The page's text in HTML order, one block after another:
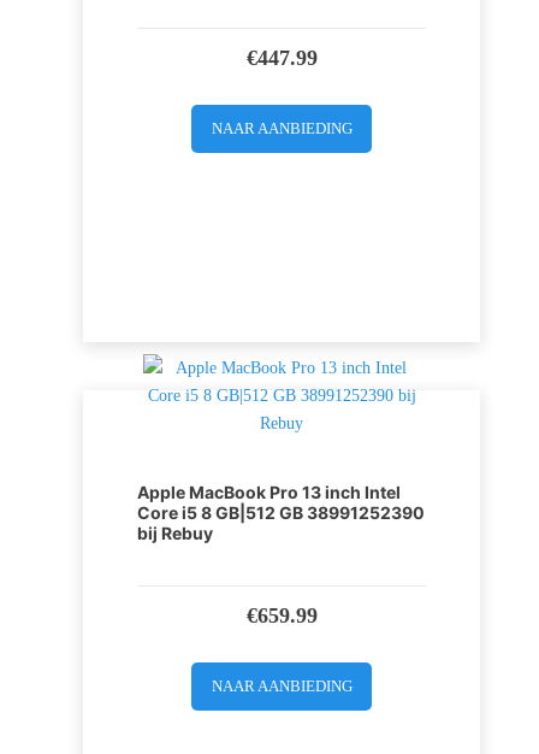
€447.99
NAAR AANBIEDING
Apple MacBook Pro 13 inch Intel
Core i5 8 GB|512 GB 38991252390
bij Rebuy
€659.99
NAAR AANBIEDING